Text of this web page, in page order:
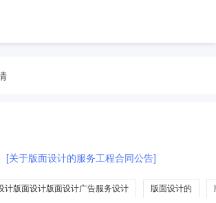
[关于版面设计的服务工程合同公告]
计版面设计版面设计广告服务设计 版面设计的